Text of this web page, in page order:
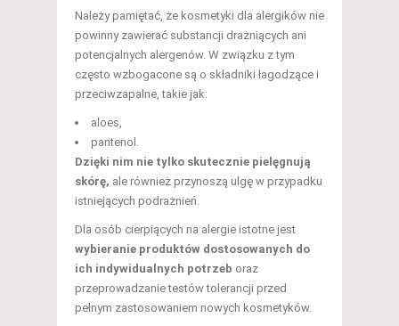
Należy pamiętać, że kosmetyki dla alergików nie
powinny zawierać substancji drażniących ani
potencjalnych alergenów. W związku z tym
często wzbogacone są o składniki łagodzące i
przeciwzapalne, takie jak:
aloes,
pantenol.
Dzięki nim nie tylko skutecznie pielęgnują
skórę, ale również przynoszą ulgę w przypadku
istniejących podrażnień.
Dla osób cierpiących na alergie istotne jest
wybieranie produktów dostosowanych do
ich indywidualnych potrzeb oraz
przeprowadzanie testów tolerancji przed
pełnym zastosowaniem nowych kosmetyków.